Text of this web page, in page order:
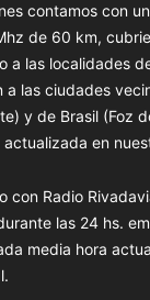
contamos con
de 60 km,
a las localidades
a las ciudades
y de Brasil (Foz
en
con Radio
las 24 hs.
media hora